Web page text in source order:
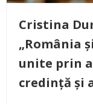
Cristina
„România
unite prin
credință și